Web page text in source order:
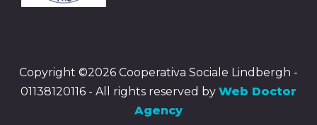
Copyright ©2026 Cooperativa Sociale Lindbergh -
01138120116 - All rights reserved by Web Doctor
Agency